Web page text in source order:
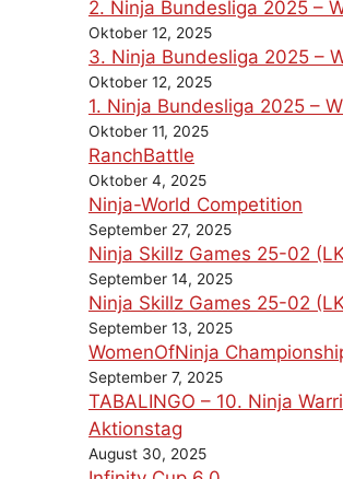
2. Ninja Bundesliga 2025 –
Oktober 12, 2025
3. Ninja Bundesliga 2025 –
Oktober 12, 2025
1. Ninja Bundesliga 2025 –
Oktober 11, 2025
RanchBattle
Oktober 4, 2025
Ninja-World Competition
September 27, 2025
Ninja Skillz Games 25-02
September 14, 2025
Ninja Skillz Games 25-02
September 13, 2025
WomenOfNinja
September 7, 2025
TABALINGO – 10. Ninja
Aktionstag
August 30, 2025